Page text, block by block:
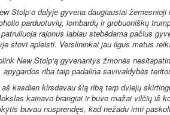
Stolp‘o dalyje gyvena daugiausiai
parduotuvių, lombardų ir grobuoniškų
rajonus labiau stebėdama pačius
stovi apleisti. Verslininkai jau ilgus metus
New Stolp‘ą gyvenantys žmonės
riba taip padalina savivaldybės
kasdien kirsdavau šią ribą tarp dviejų
kainavo brangiai ir buvo mažai vilčių iš
buvau nusprendęs, kad nežadu imti